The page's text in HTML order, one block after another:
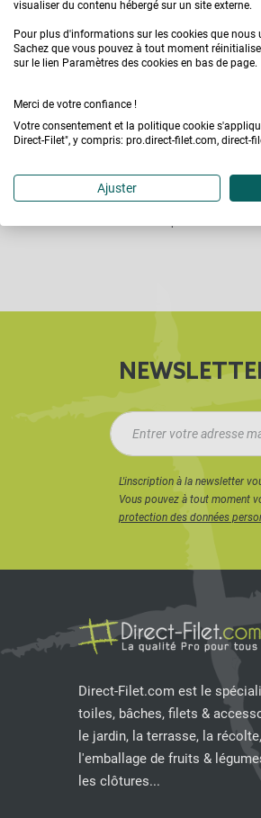
STOCK GARANTI
L'inscription à la newsletter
Vous pouvez à tout moment
protection des données
Direct-Filet.com est le
toiles, bâches, filets &
le jardin, la terrasse, la récolte,
l'emballage de fruits &
les clôtures...
visualiser du contenu hébergé sur un site externe.
Pour plus d'informations sur les cookies que nous
Sachez que vous pouvez à tout moment
sur le lien Paramètres des cookies en bas de page.
Merci de votre confiance !
Votre consentement et la politique cookie
Direct-Filet", y compris: pro.direct-filet.com, direct-
Ajuster